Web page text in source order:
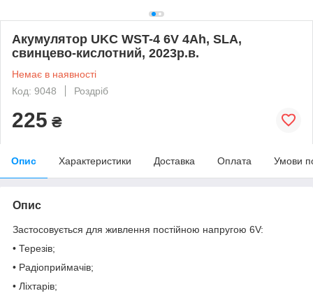
Акумулятор UKC WST-4 6V 4Ah, SLA,
свинцево-кислотний, 2023р.в.
Немає в наявності
Код: 9048
Роздріб
225 ₴
Опис Характеристики Доставка Оплата Умови
Опис
Застосовується для живлення постійною напругою 6V:
• Терезів;
• Радіоприймачів;
• Ліхтарів;